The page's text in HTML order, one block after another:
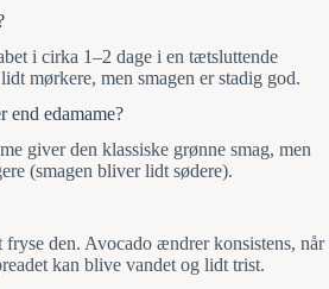
i cirka 1–2 dage i en tætsluttende
mørkere, men smagen er stadig god.
end edamame?
giver den klassiske grønne smag, men
(smagen bliver lidt sødere).
den. Avocado ændrer konsistens, når
kan blive vandet og lidt trist.